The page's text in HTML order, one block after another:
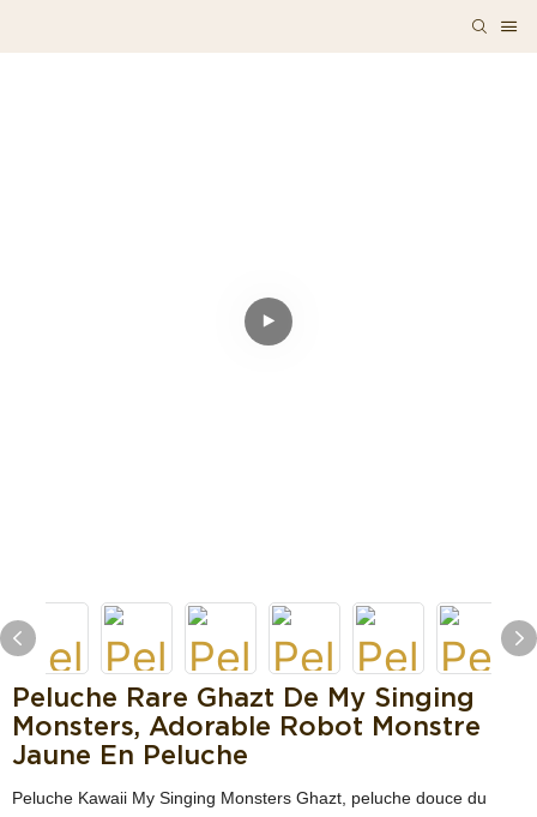
Peluche Rare Ghazt De My Singing
Monsters, Adorable Robot Monstre
Jaune En Peluche
Peluche Kawaii My Singing Monsters Ghazt, peluche douce du